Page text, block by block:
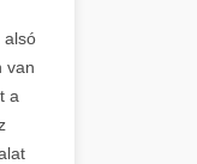
alsó
van
a